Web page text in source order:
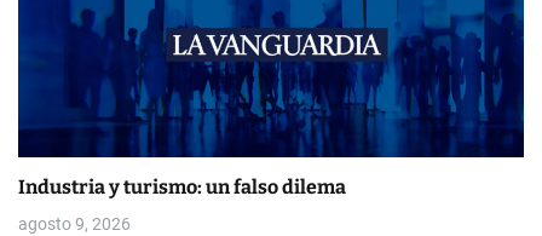
r
Industria y turismo: un falso dilema
agosto 9, 2026